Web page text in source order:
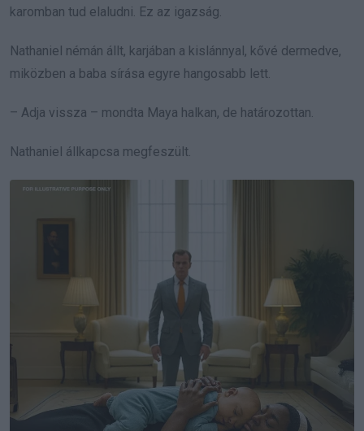
karomban tud elaludni. Ez az igazság.
Nathaniel némán állt, karjában a kislánnyal, kővé dermedve,
miközben a baba sírása egyre hangosabb lett.
– Adja vissza – mondta Maya halkan, de határozottan.
Nathaniel állkapcsa megfeszült.